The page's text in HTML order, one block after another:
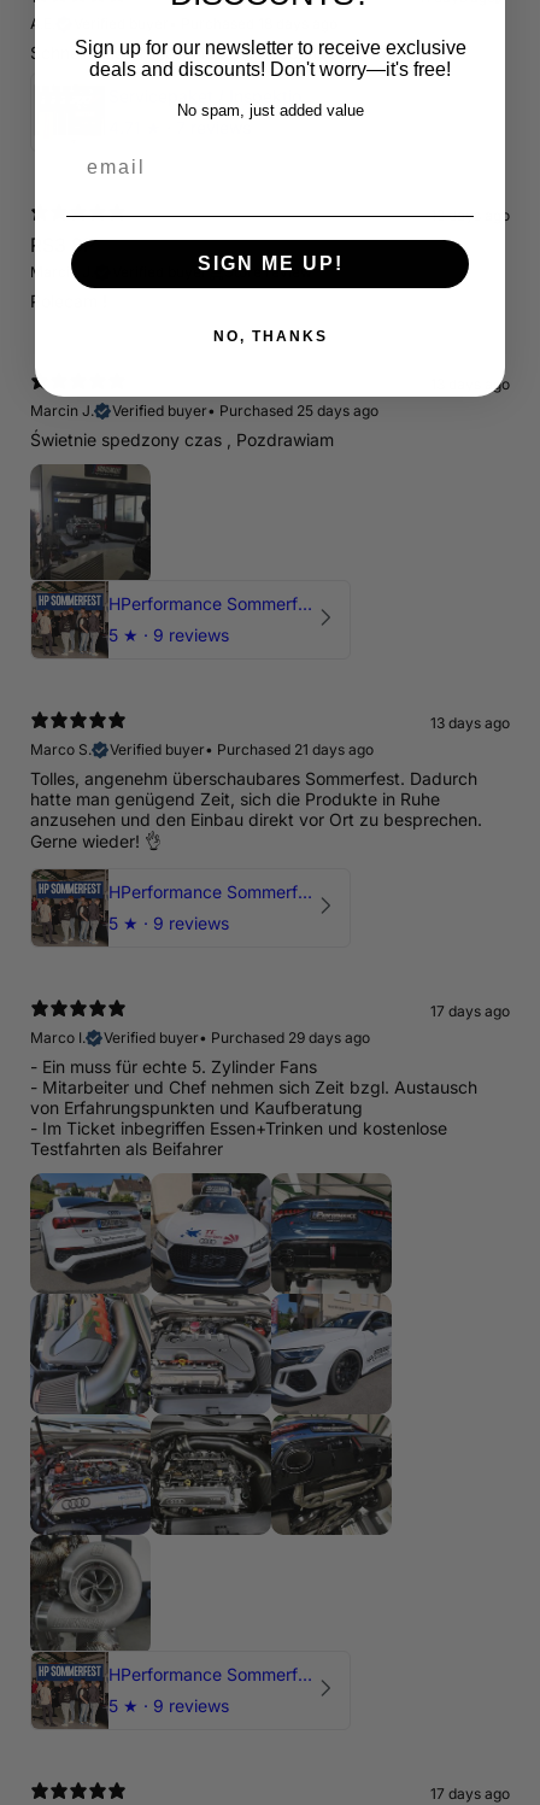
A.E.
Schnelle Lieferung. Alles wie beschrieben. Top.
13 days ago
RS3 8P
Marcin J. Verified buyer Store review
Polecam !
13 days ago
Marcin J.
Verified buyer• Purchased 25 days ago
Świetnie spedzony czas , Pozdrawiam
HPerformance Sommerfest 2026
5 ★ · 9 reviews
13 days ago
Marco S.
Verified buyer• Purchased 21 days ago
Tolles, angenehm überschaubares Sommerfest. Dadurch
hatte man genügend Zeit, sich die Produkte in Ruhe
anzusehen und den Einbau direkt vor Ort zu besprechen.
Gerne wieder! 👌
HPerformance Sommerfest 2026
5 ★ · 9 reviews
17 days ago
Marco I.
Verified buyer• Purchased 29 days ago
- Ein muss für echte 5. Zylinder Fans
- Mitarbeiter und Chef nehmen sich Zeit bzgl. Austausch
von Erfahrungspunkten und Kaufberatung
- Im Ticket inbegriffen Essen+Trinken und kostenlose
Testfahrten als Beifahrer
HPerformance Sommerfest 2026
5 ★ · 9 reviews
17 days ago
Sign up for our newsletter to receive exclusive
deals and discounts! Don't worry—it's free!
No spam, just added value
SIGN ME UP!
NO, THANKS